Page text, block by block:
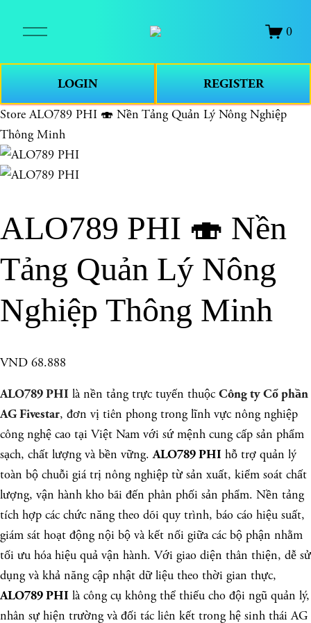
O
e
e
n
u
0
LOGIN REGISTER
Store ALO789 PHI 🍣 Nền Tảng Quản Lý Nông Nghiệp
Thông Minh
ALO789 PHI 🍣 Nền
Tảng Quản Lý Nông
Nghiệp Thông Minh
VND 68.888
ALO789 PHI là nền tảng trực tuyến thuộc Công ty Cổ phần
AG Fivestar, đơn vị tiên phong trong lĩnh vực nông nghiệp
công nghệ cao tại Việt Nam với sứ mệnh cung cấp sản phẩm
sạch, chất lượng và bền vững.ALO789 PHI hỗ trợ quản lý
toàn bộ chuỗi giá trị nông nghiệp từ sản xuất, kiểm soát chất
lượng, vận hành kho bãi đến phân phối sản phẩm. Nền tảng
tích hợp các chức năng theo dõi quy trình, báo cáo hiệu suất,
giám sát hoạt động nội bộ và kết nối giữa các bộ phận nhằm
tối ưu hóa hiệu quả vận hành. Với giao diện thân thiện, dễ sử
dụng và khả năng cập nhật dữ liệu theo thời gian thực,
ALO789 PHI là công cụ không thể thiếu cho đội ngũ quản lý,
nhân sự hiện trường và đối tác liên kết trong hệ sinh thái AG